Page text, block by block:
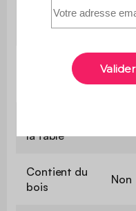
Matière de la
structure
la table
Contient du
bois
Non